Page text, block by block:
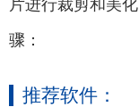
片进行裁剪和美
骤：
推荐软件：